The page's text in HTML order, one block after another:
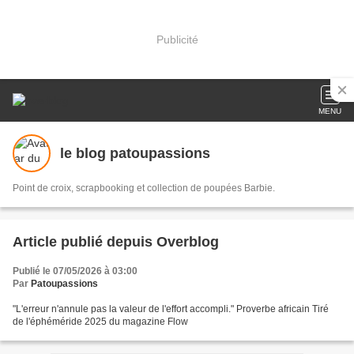
Publicité
MENU
le blog patoupassions
Point de croix, scrapbooking et collection de poupées Barbie.
Article publié depuis Overblog
Publié le 07/05/2026 à 03:00
Par Patoupassions
"L'erreur n'annule pas la valeur de l'effort accompli." Proverbe africain Tiré
de l'éphéméride 2025 du magazine Flow